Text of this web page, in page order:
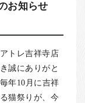
お知らせ
トレ吉祥寺店
誠にありがと
年10月に吉祥
猫祭りが、今